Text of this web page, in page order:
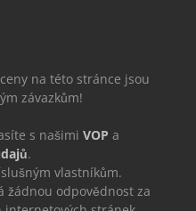
na této stránce jsou
závazkům!
s našimi VOP a
.
vlastníkům.
žádnou odpovědnost za